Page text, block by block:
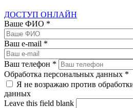
ДОСТУП ОНЛАЙН
Ваше ФИО *
Ваш e-mail *
Ваш телефон *
Обработка персональных данных *
Я не возражаю против
данных
Leave this field blank